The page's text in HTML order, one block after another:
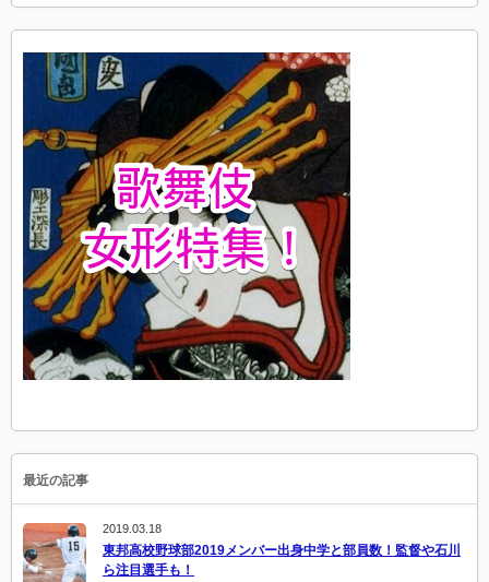
最近の記事
2019.03.18
東邦高校野球部2019メンバー出身中学と部員数！監督や石川
ら注目選手も！